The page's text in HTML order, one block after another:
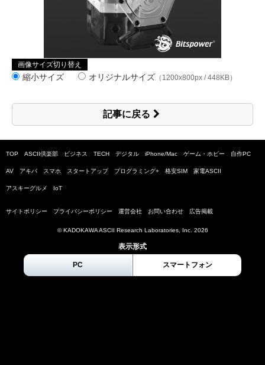
画像サイズ切り替え
縮小サイズ オリジナルサイズ （1200x800px / 448KB）
記事に戻る
TOP ASCII倶楽部 ビジネス TECH デジタル iPhone/Mac ゲーム・ホビー 自作PC
AV アキバ スマホ スタートアップ プログラミング+ 格安SIM 家電ASCII
アスキーグルメ IoT
サイトポリシー プライバシーポリシー 運営会社 お問い合わせ 広告掲載
© KADOKAWA ASCII Research Laboratories, Inc. 2026
表示形式
PC スマートフォン